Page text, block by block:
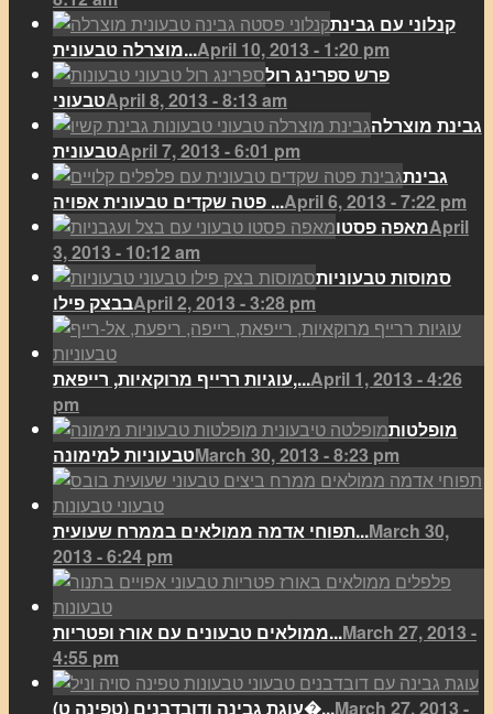
קנלוני עם גבינת
מוצרלה טבעונית...April 10, 2013 - 1:20 pm
פרש ספרינג רול
טבעוניApril 8, 2013 - 8:13 am
גבינת מוצרלה
טבעוניתApril 7, 2013 - 6:01 pm
גבינת
פטה שקדים טבעונית אפויה ...April 6, 2013 - 7:22 pm
מאפה פסטוApril
3, 2013 - 10:12 am
סמוסות טבעוניות
בבצק פילוApril 2, 2013 - 3:28 pm
עוגיות ררייף מרוקאיות, רייפאת,...April 1, 2013 - 4:26
pm
מופלטות
טבעוניות למימונהMarch 30, 2013 - 8:23 pm
תפוחי אדמה ממולאים בממרח שעועית...March 30,
2013 - 6:24 pm
ממולאים טבעונים עם אורז ופטריות...March 27, 2013 -
4:55 pm
(עוגת גבינה ודובדבנים (טפינה ט�...March 27, 2013 -